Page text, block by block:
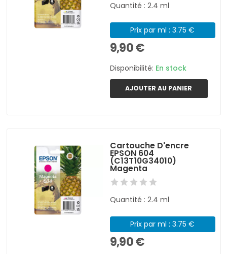
Quantité : 2.4 ml
Prix par ml : 3.75 €
9,90 €
Disponibilité: En stock
AJOUTER AU PANIER
Cartouche D'encre
EPSON 604
(C13T10G34010)
Magenta
Quantité : 2.4 ml
Prix par ml : 3.75 €
9,90 €